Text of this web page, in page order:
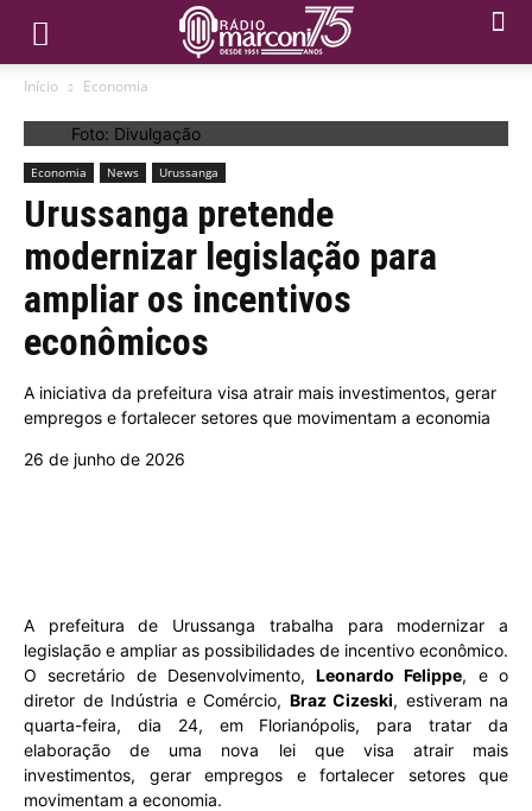
Início Economia
Foto: Divulgação
Economia News Urussanga
Urussanga pretende
modernizar legislação para
ampliar os incentivos
econômicos
A iniciativa da prefeitura visa atrair mais investimentos, gerar
empregos e fortalecer setores que movimentam a economia
26 de junho de 2026
A prefeitura de Urussanga trabalha para modernizar a
legislação e ampliar as possibilidades de incentivo econômico.
O secretário de Desenvolvimento, Leonardo Felippe, e o
diretor de Indústria e Comércio, Braz Cizeski, estiveram na
quarta-feira, dia 24, em Florianópolis, para tratar da
elaboração de uma nova lei que visa atrair mais
investimentos, gerar empregos e fortalecer setores que
movimentam a economia.